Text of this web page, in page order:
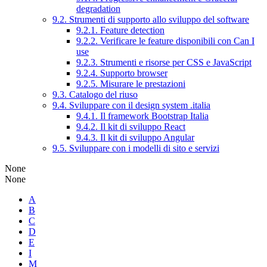
degradation
9.2. Strumenti di supporto allo sviluppo del software
9.2.1. Feature detection
9.2.2. Verificare le feature disponibili con Can I
use
9.2.3. Strumenti e risorse per CSS e JavaScript
9.2.4. Supporto browser
9.2.5. Misurare le prestazioni
9.3. Catalogo del riuso
9.4. Sviluppare con il design system .italia
9.4.1. Il framework Bootstrap Italia
9.4.2. Il kit di sviluppo React
9.4.3. Il kit di sviluppo Angular
9.5. Sviluppare con i modelli di sito e servizi
None
None
A
B
C
D
E
I
M